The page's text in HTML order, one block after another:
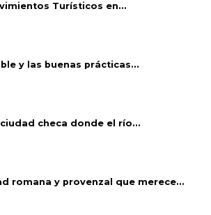
Turísticos en...
y las buenas prácticas...
checa donde el río...
romana y provenzal que merece...